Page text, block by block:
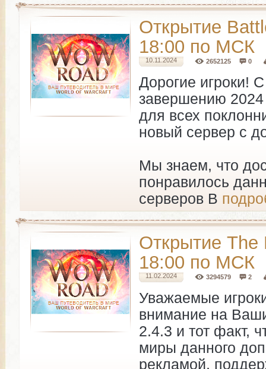
Открытие
18:00 по МСК
10.11.2024 2652125 0
Дорогие игроки!
завершению 2024
для всех
новый сервер с
Мы знаем, что
понравилось
серверов B
Открытие The
18:00 по МСК
11.02.2024 3294579 2
Уважаемые
внимание на
2.4.3 и тот факт,
миры данного
рекламой,